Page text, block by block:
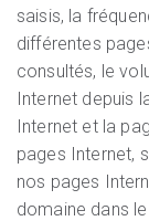
saisis, la
différentes
consultés, le
Internet depuis
Internet et la
pages Internet,
nos pages
domaine dans